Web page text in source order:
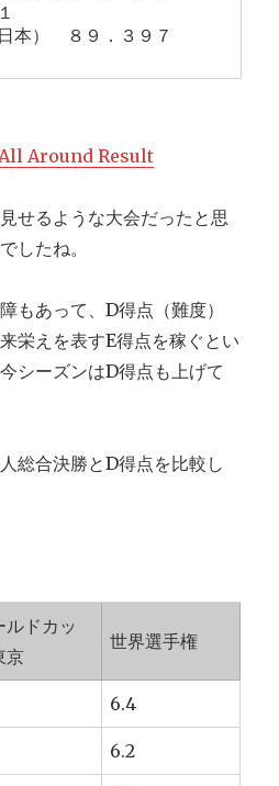
本）　８９．３９７
Around Result
せるような大会だったと思
したね。
もあって、D得点（難度）
栄えを表すE得点を稼ぐとい
シーズンはD得点も上げて
総合決勝とD得点を比較し
ルドカッ
京
世界選手権
6.4
6.2